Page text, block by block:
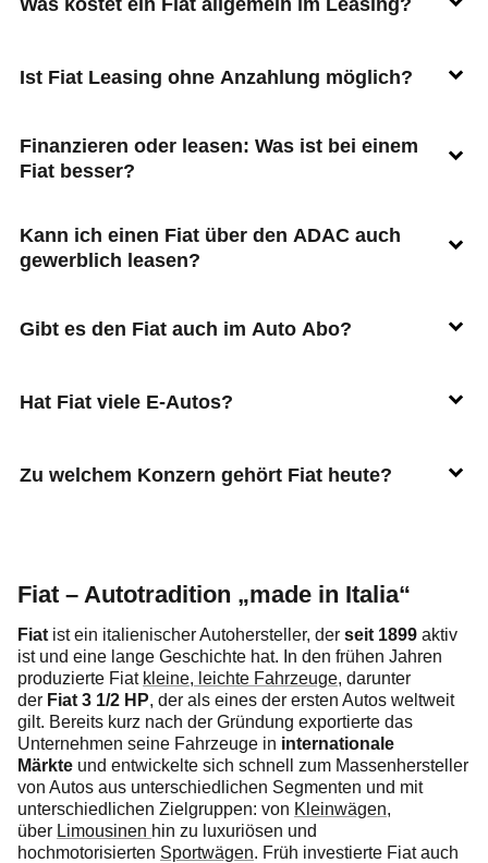
Ist Fiat Leasing ohne Anzahlung möglich?
Finanzieren oder leasen: Was ist bei einem
Fiat besser?
Kann ich einen Fiat über den ADAC auch
gewerblich leasen?
Gibt es den Fiat auch im Auto Abo?
Hat Fiat viele E-Autos?
Zu welchem Konzern gehört Fiat heute?
Fiat – Autotradition „made in Italia“
Fiat ist ein italienischer Autohersteller, der seit 1899 aktiv
ist und eine lange Geschichte hat. In den frühen Jahren
produzierte Fiat kleine, leichte Fahrzeuge, darunter
der Fiat 3 1/2 HP, der als eines der ersten Autos weltweit
gilt. Bereits kurz nach der Gründung exportierte das
Unternehmen seine Fahrzeuge in internationale
Märkte und entwickelte sich schnell zum Massenhersteller
von Autos aus unterschiedlichen Segmenten und mit
unterschiedlichen Zielgruppen: von Kleinwägen,
über Limousinen hin zu luxuriösen und
hochmotorisierten Sportwägen. Früh investierte Fiat auch